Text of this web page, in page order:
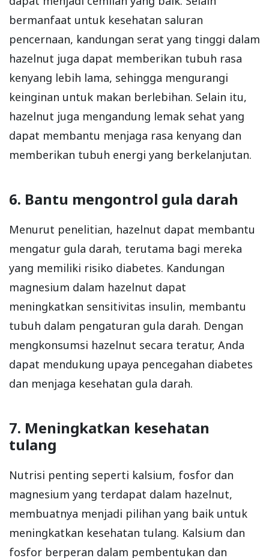
bermanfaat untuk kesehatan saluran
pencernaan, kandungan serat yang tinggi dalam
hazelnut juga dapat memberikan tubuh rasa
kenyang lebih lama, sehingga mengurangi
keinginan untuk makan berlebihan. Selain itu,
hazelnut juga mengandung lemak sehat yang
dapat membantu menjaga rasa kenyang dan
memberikan tubuh energi yang berkelanjutan.
6. Bantu mengontrol gula darah
Menurut penelitian, hazelnut dapat membantu
mengatur gula darah, terutama bagi mereka
yang memiliki risiko diabetes. Kandungan
magnesium dalam hazelnut dapat
meningkatkan sensitivitas insulin, membantu
tubuh dalam pengaturan gula darah. Dengan
mengkonsumsi hazelnut secara teratur, Anda
dapat mendukung upaya pencegahan diabetes
dan menjaga kesehatan gula darah.
7. Meningkatkan kesehatan
tulang
Nutrisi penting seperti kalsium, fosfor dan
magnesium yang terdapat dalam hazelnut,
membuatnya menjadi pilihan yang baik untuk
meningkatkan kesehatan tulang. Kalsium dan
fosfor berperan dalam pembentukan dan